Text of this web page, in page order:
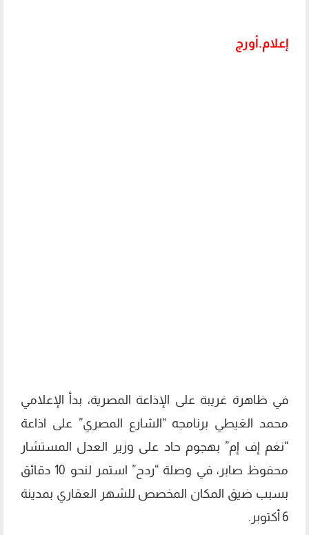
إعلام.أورج
في ظاهرة غريبة على الإذاعة المصرية، بدأ الإعلامي
محمد الغيطي برنامجه “الشارع المصري” على اذاعة
“نغم إف إم” بهجوم حاد على وزير العدل المستشار
محفوظ صابر، في وصلة “ردح” استمر لنحو 10 دقائق
بسبب ضيق المكان المخصص للشهر العقاري بمدينة
6 أكتوبر.